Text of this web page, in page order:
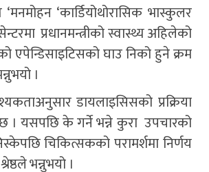
‘मनमोहन ‘कार्डियोथोरासिक भास्कुलर
प्रधानमन्त्रीको स्वास्थ्य अहिलेको
एपेन्डिसाइटिसको घाउ निको हुने क्रम
।
डायलाइसिसको प्रक्रिया
। यसपछि के गर्ने भन्ने कुरा उपचारको
चिकित्सकको परामर्शमा निर्णय
भन्नुभयो ।